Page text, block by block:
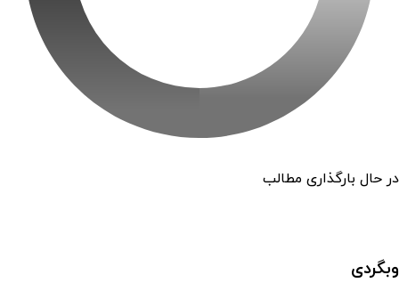
در حال بارگذاری مطالب
وبگردی